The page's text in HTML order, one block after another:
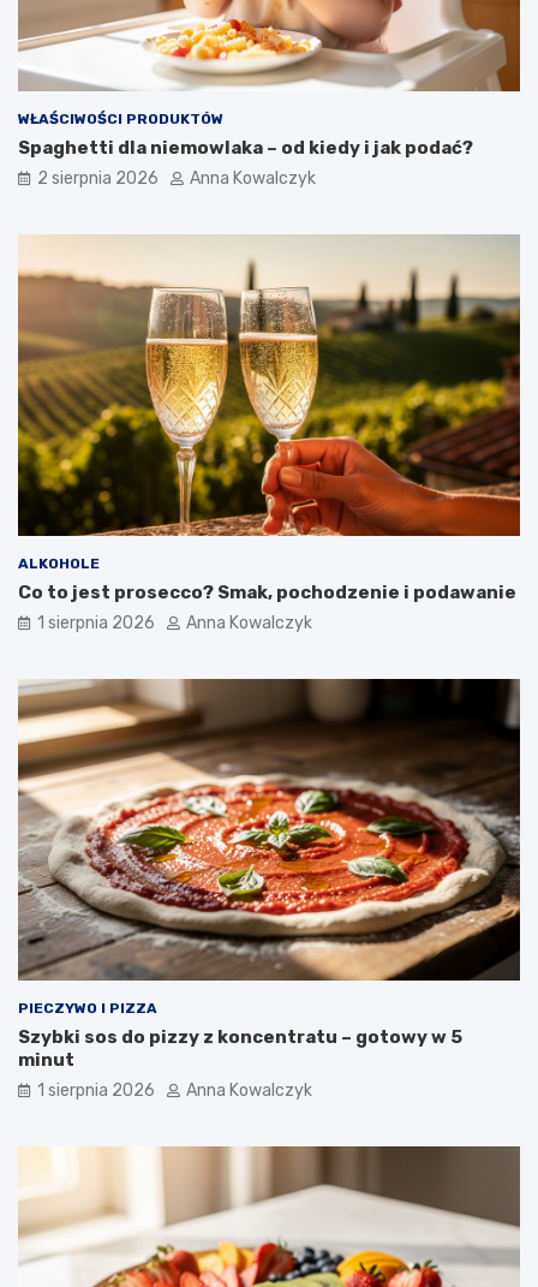
WŁAŚCIWOŚCI PRODUKTÓW
Spaghetti dla niemowlaka – od kiedy i jak podać?
2 sierpnia 2026 Anna Kowalczyk
ALKOHOLE
Co to jest prosecco? Smak, pochodzenie i podawanie
1 sierpnia 2026 Anna Kowalczyk
PIECZYWO I PIZZA
Szybki sos do pizzy z koncentratu – gotowy w 5
minut
1 sierpnia 2026 Anna Kowalczyk